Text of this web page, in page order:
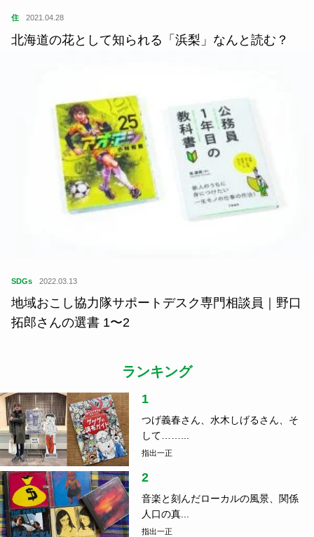
住 2021.04.28
北海道の花として知られる「浜梨」なんと読む？
SDGs 2022.03.13
地域おこし協力隊サポートデスク専門相談員｜野口
拓郎さんの選書 1〜2
ランキング
1
つげ義春さん、水木しげるさん、そ
して……...
指出一正
2
音楽と刻んだローカルの風景、関係
人口の真...
指出一正